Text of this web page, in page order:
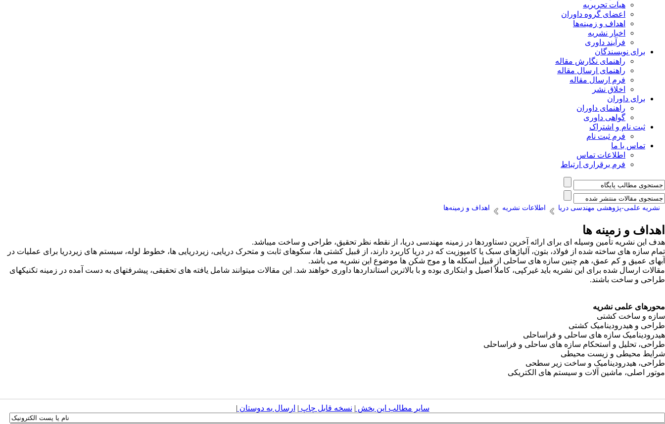
هیات تحریریه
اعضای گروه داوران
اهداف و زمینه‌ها
اخبار نشریه
فرآیند داوری
برای نویسندگان
راهنمای نگارش مقاله
راهنمای ارسال مقاله
فرم ارسال مقاله
اخلاق نشر
برای داوران
راهنمای داوران
گواهی داوری
ثبت نام و اشتراک
فرم ثبت نام
تماس با ما
اطلاعات تماس
فرم برقراری ارتباط
نشریه علمی-پژوهشی مهندسی دریا اطلاعات نشریه اهداف و زمینه‌ها
اهداف و زمینه ها
هدف این نشریه تأمین وسیله ای برای ارائه آخرین دستاوردها در زمینه مهندسی دریا، از نقطه نظر تحقیق، طراحی و ساخت میباشد.
تمام سازه های ساخته شده از فولاد، بتون، آلیاژهای سبک یا کامپوزیت که در دریا کاربرد دارند، از قبیل کشتی ها، سکوهای ثابت و متحرک دریایی، زیردریایی ها، خطوط لوله، سیستم های زیردریا برای عملیات در
آبهای عمیق و کم عمق، هم چنین سازه های ساحلی از قبیل اسکله ها و موج شکن ها موضوع این نشریه می باشد.
مقالات ارسال شده برای این نشریه باید غیرکپی، کاملاً اصیل و ابتکاری بوده و با بالاترین استانداردها داوری خواهند شد. این مقالات میتوانند شامل یافته های تحقیقی، پیشرفتهای به دست آمده در زمینه تکنیکهای
طراحی و ساخت باشند.
محورهای علمی نشریه
سازه و ساخت کشتی
طراحی و هیدرودینامیک کشتی
هیدرودینامیک سازه های ساحلی و فراساحلی
طراحی، تحلیل و استحکام سازه های ساحلی و فراساحلی
شرایط محیطی و زیست محیطی
طراحی، هیدرودینامیک و ساخت زیر سطحی
موتور اصلی، ماشین آلات و سیستم های الکتریکی
سایر مطالب این بخش | نسخه قابل چاپ | ارسال به دوستان |